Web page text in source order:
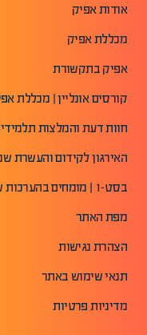
אודות אפיק
מכללת אפיק
אפיק בתקשורת
קורסים אונליין | מכללת
חוות דעת והמלצות
האירגון לקידום והעשרת
בסט-1 | מומחים בהערכות שווי ופיננסים
מפת האתר
הצהרת נגישות
תנאי שימוש באתר
מדיניות פרטיות